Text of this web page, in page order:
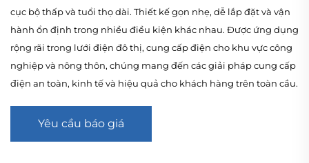
cục bộ thấp và tuổi thọ dài. Thiết kế gọn nhẹ, dễ lắp đặt và vận
hành ổn định trong nhiều điều kiện khác nhau. Được ứng dụng
rộng rãi trong lưới điện đô thị, cung cấp điện cho khu vực công
nghiệp và nông thôn, chúng mang đến các giải pháp cung cấp
điện an toàn, kinh tế và hiệu quả cho khách hàng trên toàn cầu.
Yêu cầu báo giá